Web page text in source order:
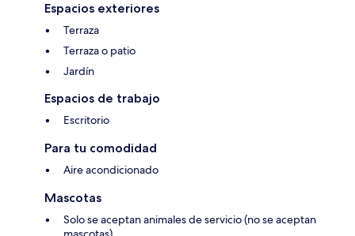
Espacios exteriores
Terraza
Terraza o patio
Jardín
Espacios de trabajo
Escritorio
Para tu comodidad
Aire acondicionado
Mascotas
Solo se aceptan animales de servicio (no se aceptan